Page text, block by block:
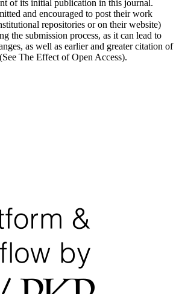
of its initial publication in this journal.
and encouraged to post their work
repositories or on their website)
the submission process, as it can lead to
as well as earlier and greater citation of
The Effect of Open Access).